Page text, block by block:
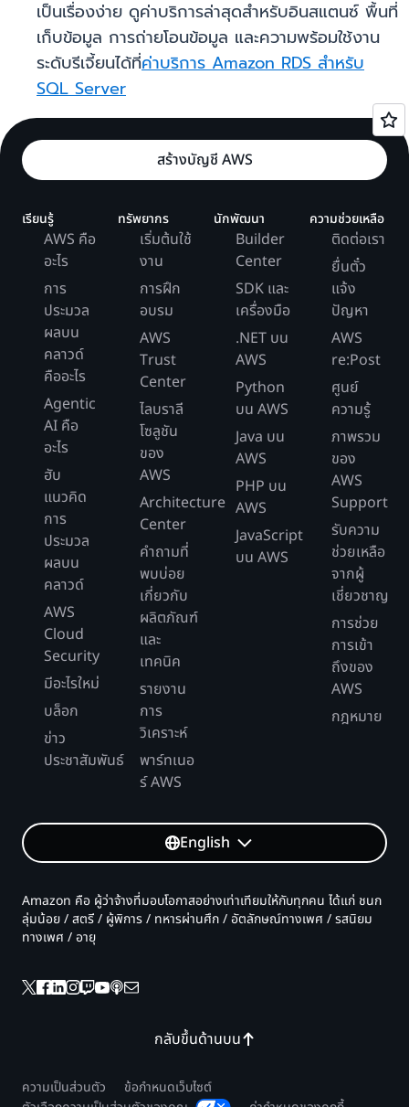
เป็นเรื่องง่าย ดูค่าบริการล่าสุดสำหรับอินสแตนซ์ พื้นที่
เก็บข้อมูล การถ่ายโอนข้อมูล และความพร้อมใช้งาน
ระดับรีเจี้ยนได้ที่ค่าบริการ Amazon RDS สำหรับ
SQL Server
สร้างบัญชี AWS
เรียนรู้
AWS คือ
อะไร
การ
ประมวล
ผลบน
คลาวด์
คืออะไร
Agentic
AI คือ
อะไร
ฮับ
แนวคิด
การ
ประมวล
ผลบน
คลาวด์
AWS
Cloud
Security
มีอะไรใหม่
บล็อก
ข่าว
ประชาสัมพันธ์
ทรัพยากร
เริ่มต้นใช้
งาน
การฝึก
อบรม
AWS
Trust
Center
ไลบราลี
โซลูชัน
ของ
AWS
Architecture
Center
คำถามที่
พบบ่อย
เกี่ยวกับ
ผลิตภัณฑ์
และ
เทคนิค
รายงาน
การ
วิเคราะห์
พาร์ทเนอ
ร์ AWS
นักพัฒนา
Builder
Center
SDK และ
เครื่องมือ
.NET บน
AWS
Python
บน AWS
Java บน
AWS
PHP บน
AWS
JavaScript
บน AWS
ความช่วยเหลือ
ติดต่อเรา
ยื่นตั๋ว
แจ้ง
ปัญหา
AWS
re:Post
ศูนย์
ความรู้
ภาพรวม
ของ
AWS
Support
รับความ
ช่วยเหลือ
จากผู้
เชี่ยวชาญ
การช่วย
การเข้า
ถึงของ
AWS
กฎหมาย
English
กลับขึ้นด้านบน
Amazon คือ ผู้ว่าจ้างที่มอบโอกาสอย่างเท่าเทียมให้กับทุกคน ได้แก่ ชนก
ลุ่มน้อย / สตรี / ผู้พิการ / ทหารผ่านศึก / อัตลักษณ์ทางเพศ / รสนิยม
ทางเพศ / อายุ
ความเป็นส่วนตัว
ข้อกำหนดเว็บไซต์